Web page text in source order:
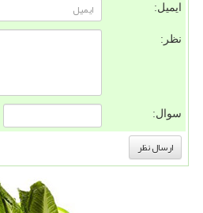
ایمیل:
نظر:
سوال: